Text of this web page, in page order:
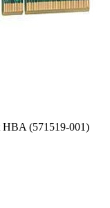
HBA (571519-001)